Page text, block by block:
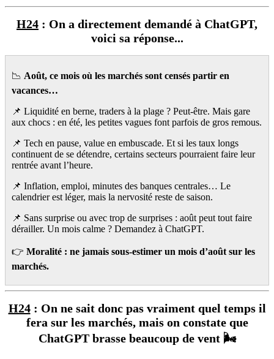
H24 : On a directement demandé à ChatGPT,
voici sa réponse...
📉 Août, ce mois où les marchés sont censés partir en
vacances…
📌 Liquidité en berne, traders à la plage ? Peut-être. Mais gare
aux chocs : en été, les petites vagues font parfois de gros remous.
📌 Tech en pause, value en embuscade. Et si les taux longs
continuent de se détendre, certains secteurs pourraient faire leur
rentrée avant l’heure.
📌 Inflation, emploi, minutes des banques centrales… Le
calendrier est léger, mais la nervosité reste de saison.
📌 Sans surprise ou avec trop de surprises : août peut tout faire
dérailler. Un mois calme ? Demandez à ChatGPT.
👉 Moralité : ne jamais sous-estimer un mois d’août sur les
marchés.
H24: On ne sait donc pas vraiment quel temps il
fera sur les marchés, mais on constate que
ChatGPT brasse beaucoup de vent 🌬️